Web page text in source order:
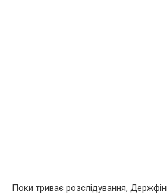
Поки триває розслідування,